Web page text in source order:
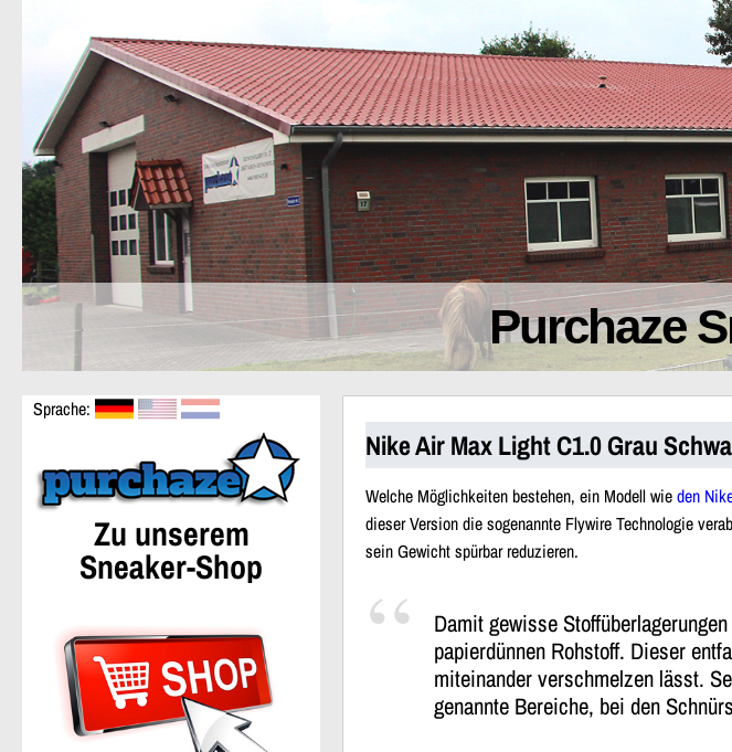
Purchaze
Sprache:
Zu unserem
Sneaker-Shop
Nike Air Max Light C1.0 Grau
Welche Möglichkeiten bestehen, ein Modell wieden
dieser Version die sogenannte Flywire Technologie
sein Gewicht spürbar reduzieren.
Damit gewisse
papierdünnen Rohstoff. Dieser
miteinander verschmelzen lässt.
genannte Bereiche, bei den